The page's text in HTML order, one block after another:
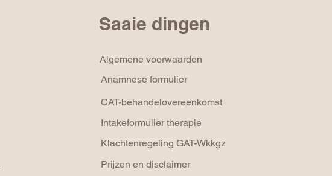
Saaie dingen
Anamnese formulier
Algemene voorwaarden
CAT-behandelovereenkomst
Intakeformulier therapie
Klachtenregeling GAT-Wkkgz
Prijzen en disclaimer